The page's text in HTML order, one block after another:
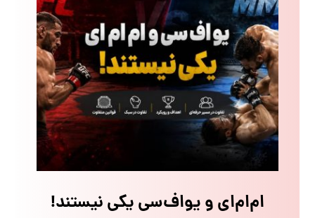
ام‌ام‌ای و یو‌اف‌سی یکی نیستند!